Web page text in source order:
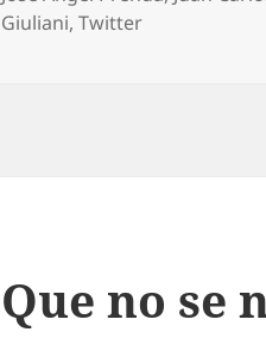
Giuliani,Twitter
Que no se